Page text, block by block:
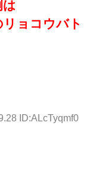
ョコウバト
ID:ALcTyqmf0